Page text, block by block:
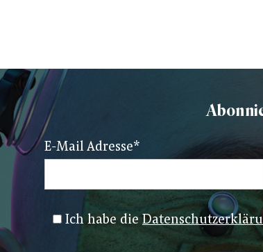
E-Mail Adresse*
Ich habe die